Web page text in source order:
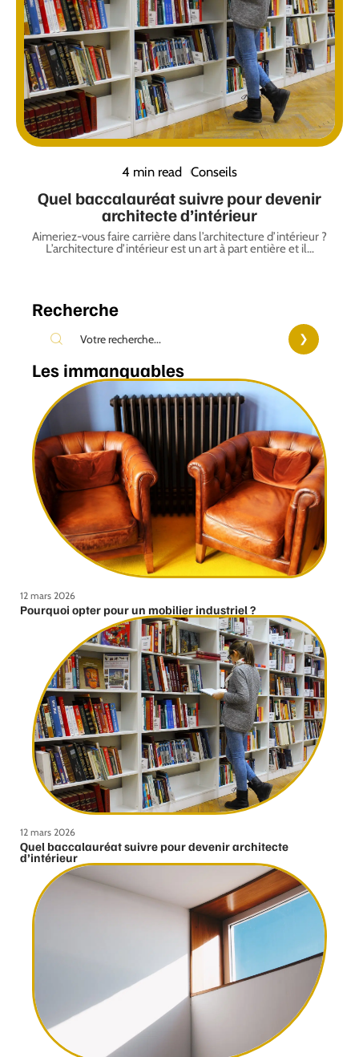
4 min read Conseils
Quel baccalauréat suivre pour devenir
architecte d’intérieur
Aimeriez-vous faire carrière dans l’architecture d’intérieur ?
L’architecture d’intérieur est un art à part entière et il…
Recherche
Les immanquables
12 mars 2026
Pourquoi opter pour un mobilier industriel ?
12 mars 2026
Quel baccalauréat suivre pour devenir architecte
d’intérieur